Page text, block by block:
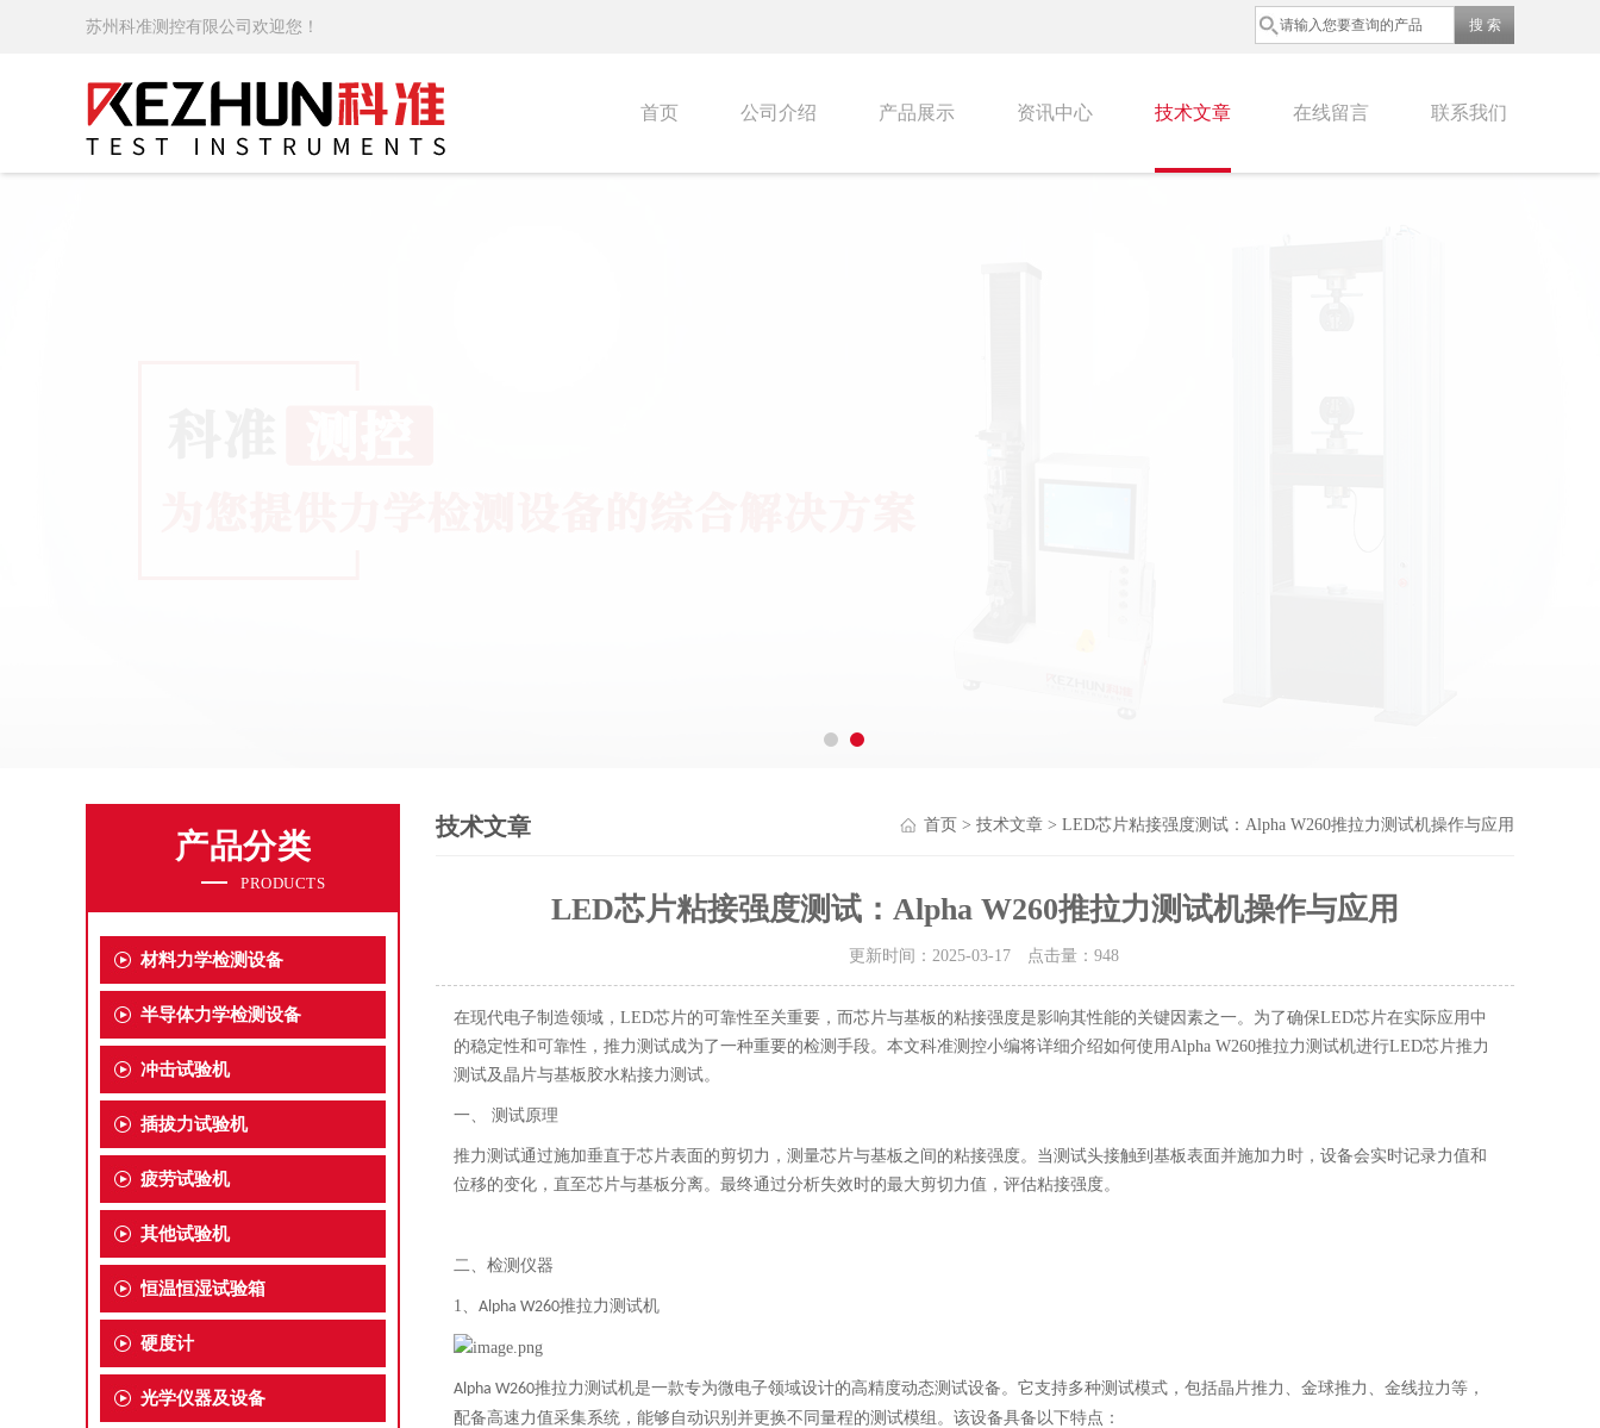
苏州科准测控有限公司欢迎您！
首页 公司介绍 产品展示 资讯中心 技术文章 在线留言 联系我们
产品分类
PRODUCTS
材料力学检测设备
半导体力学检测设备
冲击试验机
插拔力试验机
疲劳试验机
其他试验机
恒温恒湿试验箱
硬度计
光学仪器及设备
技术文章 首页 > 技术文章 > LED芯片粘接强度测试：Alpha W260推拉力测试机操作与应用
LED芯片粘接强度测试：Alpha W260推拉力测试机操作与应用
更新时间：2025-03-17 点击量： 948
在现代电子制造领域，LED芯片的可靠性至关重要，而芯片与基板的粘接强度是影响其性能的关键因素之一。为了确保LED芯片在实际应用中
的稳定性和可靠性，推力测试成为了一种重要的检测手段。本文科准测控小编将详细介绍如何使用Alpha W260推拉力测试机进行LED芯片推力
测试及晶片与基板胶水粘接力测试。
一、 测试原理
推力测试通过施加垂直于芯片表面的剪切力，测量芯片与基板之间的粘接强度。当测试头接触到基板表面并施加力时，设备会实时记录力值和
位移的变化，直至芯片与基板分离。最终通过分析失效时的最大剪切力值，评估粘接强度。
二、检测仪器
1、 Alpha W260推拉力测试机
Alpha W260推拉力测试机是一款专为微电子领域设计的高精度动态测试设备。它支持多种测试模式，包括晶片推力、金球推力、金线拉力等，
配备高速力值采集系统，能够自动识别并更换不同量程的测试模组。该设备具备以下特点：